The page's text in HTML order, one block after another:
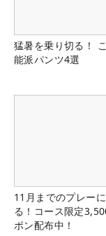
猛暑を乗り切る！
能派パンツ4選
11月までのプレー
る！コース限定
ポン配布中！